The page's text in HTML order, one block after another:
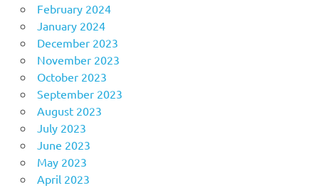
February 2024
January 2024
December 2023
November 2023
October 2023
September 2023
August 2023
July 2023
June 2023
May 2023
April 2023